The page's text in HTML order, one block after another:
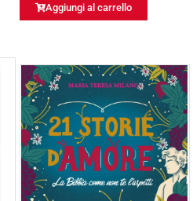
Aggiungi al carrello